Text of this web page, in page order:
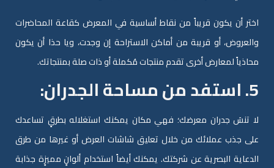
اختر أن يكون قريباً من نقاط أساسية في المعرض كقاعة المحاضرات
والعروض، أو قريبة من أماكن الاستراحة إن وجدت، ويا حذا أن يكون
محاذياً لمعارض أخرى تقدم منتجات مُكملة أو ذات صلة بمنتجاتك.
5. استفد من مساحة الجدران:
لا تنسَ جدران معرضك؛ فهي مكان يمكنك استغلاله بطرقٍ تساعدك
على جذب عملائك من خلال تعليق شاشات العرض أو غيرها من طرق
الدعاية البصرية عن شركتك. يمكنك أيضاً استخدام ألوانٍ مميزٍة جذابة